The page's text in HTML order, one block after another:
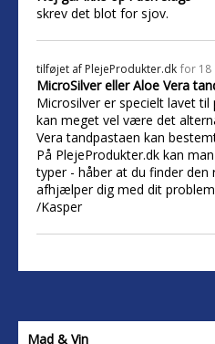
skrev det blot for sjov.
tilføjet af PlejeProdukter.dk for 18
MicroSilver eller Aloe Vera
Microsilver er specielt lavet
kan meget vel være det
Vera tandpastaen kan
På PlejeProdukter.dk kan
typer - håber at du finder
afhjælper dig med dit
/Kasper
Mad & Vin